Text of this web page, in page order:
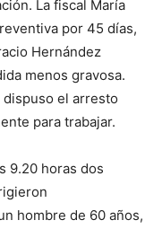
La fiscal María
por 45 días,
Hernández
menos gravosa.
dispuso el arresto
para trabajar.
9.20 horas dos
hombre de 60 años,